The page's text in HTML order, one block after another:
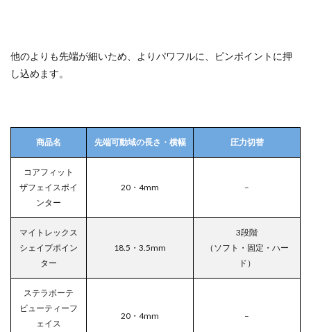
他のよりも先端が細いため、よりパワフルに、ピンポイントに押
し込めます。
商品名 先端可動域の長さ・横幅 圧力切替
コアフィット
ザフェイスポイ
ンター
20・4mm –
マイトレックス
シェイプポイン
ター
18.5・3.5mm
3段階
（ソフト・固定・ハー
ド）
ステラボーテ
ビューティーフ
ェイス
20・4mm –